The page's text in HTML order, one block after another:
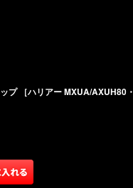
プ ［ハリアー MXUA/AXUH80・